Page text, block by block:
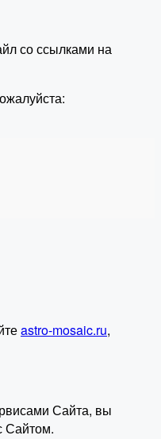
со ссылками на
astro-mosaic.ru,
Сайта, вы
Сайтом.